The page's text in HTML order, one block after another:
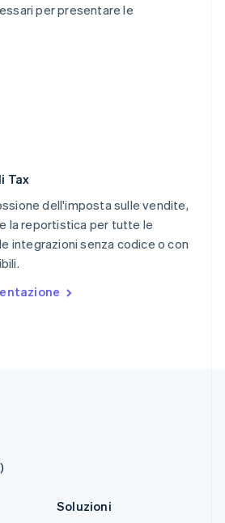
per presentare le
Tax
dell'imposta sulle vendite,
la reportistica per tutte le
integrazioni senza codice o con
Cina
文
Soluzioni